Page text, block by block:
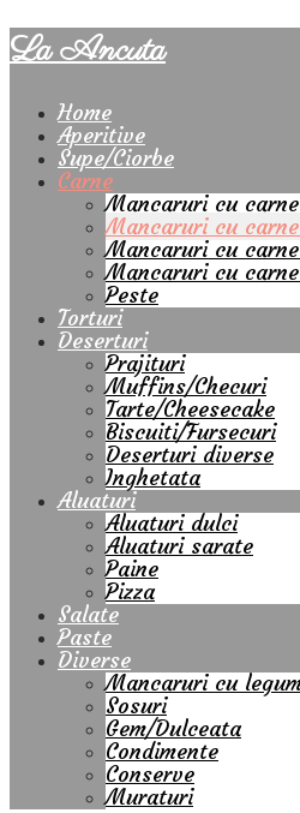
La Ancuta
Home
Aperitive
Supe/Ciorbe
Carne
Mancaruri cu
Mancaruri cu
Mancaruri cu
Mancaruri cu
Peste
Torturi
Deserturi
Prajituri
Muffins/Checuri
Tarte/Cheesecake
Biscuiti/Fursecuri
Deserturi diverse
Inghetata
Aluaturi
Aluaturi dulci
Aluaturi sarate
Paine
Pizza
Salate
Paste
Diverse
Mancaruri cu
Sosuri
Gem/Dulceata
Condimente
Conserve
Muraturi